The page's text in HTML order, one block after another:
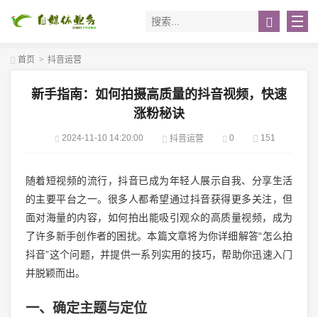
首页 > 抖音运营
新手指南：如何拍摄高质量的抖音视频，快速
涨粉秘诀
2024-11-10 14:20:00 抖音运营 0 151
随着短视频的流行，抖音已成为年轻人展示自我、分享生活
的主要平台之一。很多人都希望通过抖音获得更多关注，但
面对海量的内容，如何拍出能吸引观众的高质量视频，成为
了许多新手创作者的困扰。本篇文章将为你详细解答“怎么拍
抖音”这个问题，并提供一系列实用的技巧，帮助你迅速入门
并脱颖而出。
一、确定主题与定位